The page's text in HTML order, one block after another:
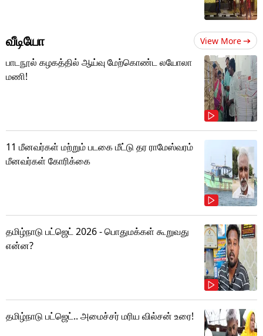
வீடியோ View More
பாடநூல் கழகத்தில் ஆய்வு மேற்கொண்ட லயோலா
மணி!
11 மீனவர்கள் மற்றும் படகை மீட்டு தர ராமேஸ்வரம்
மீனவர்கள் கோரிக்கை
தமிழ்நாடு பட்ஜெட் 2026 - பொதுமக்கள் கூறுவது
என்ன?
தமிழ்நாடு பட்ஜெட்.. அமைச்சர் மரிய வில்சன் உரை!